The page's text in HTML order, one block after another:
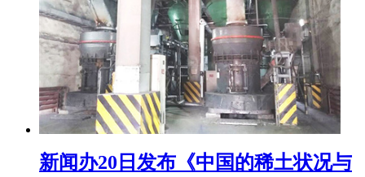
新闻办20日发布《中国的稀土状况与